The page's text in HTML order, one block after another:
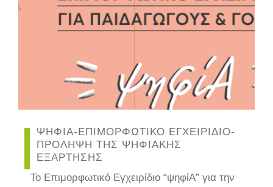
ΨΗΦΙΑ-ΕΠΙΜΟΡΦΩΤΙΚΟ ΕΓΧΕΙΡΙΔΙΟ-
ΠΡΟΛΗΨΗ ΤΗΣ ΨΗΦΙΑΚΗΣ
ΕΞΑΡΤΗΣΗΣ
Το Επιμορφωτικό Εγχειρίδιο “ψηφίΑ” για την